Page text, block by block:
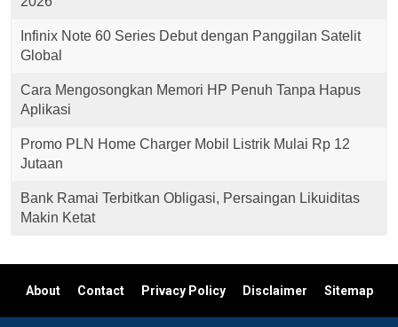
Infinix Note 60 Series Debut dengan Panggilan Satelit
Global
Cara Mengosongkan Memori HP Penuh Tanpa Hapus
Aplikasi
Promo PLN Home Charger Mobil Listrik Mulai Rp 12
Jutaan
Bank Ramai Terbitkan Obligasi, Persaingan Likuiditas
Makin Ketat
About Contact Privacy Policy Disclaimer Sitemap